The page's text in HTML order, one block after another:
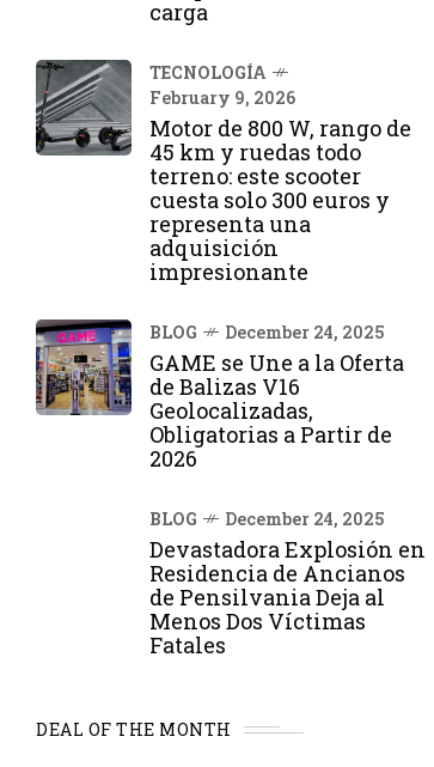
carga
TECNOLOGÍA
February 9, 2026
Motor de 800 W, rango de
45 km y ruedas todo
terreno: este scooter
cuesta solo 300 euros y
representa una
adquisición
impresionante
BLOG December 24, 2025
GAME se Une a la Oferta
de Balizas V16
Geolocalizadas,
Obligatorias a Partir de
2026
BLOG December 24, 2025
Devastadora Explosión en
Residencia de Ancianos
de Pensilvania Deja al
Menos Dos Víctimas
Fatales
DEAL OF THE MONTH